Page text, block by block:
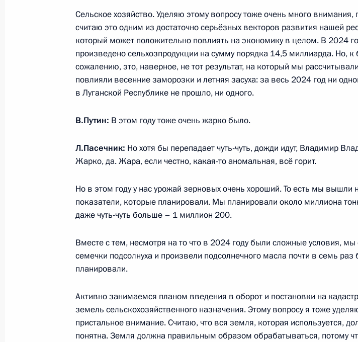
Пасечником
23 сентября 2025 года, 13:45
22 сентября 2025 года, понедельник
22 сентября 2025 года, 14:45 Москва, Кремль
20 сентября 2025 года, суббота
Видеообращение по случаю проведения конкурса
«Интервидение»
20 сентября 2025 года, 20:30
19 сентября 2025 года, пятница
Сельское хозяйство. Уделяю этому вопросу тоже очень много внимания,
считаю это одним из достаточно серьёзных векторов развития нашей
который может положительно повлиять на экономику в целом. В 2024
произведено сельхозпродукции на сумму порядка 14,5 миллиарда. Но,
сожалению, это, наверное, не тот результат, на который мы
повлияли весенние заморозки и летняя засуха: за весь 2024 год ни
в Луганской Республике не прошло, ни одного.
В.Путин: В этом году тоже очень жарко было.
Л.Пасечник: Но хотя бы перепадает чуть-чуть, дожди идут, Владимир
Жарко, да. Жара, если честно, какая-то аномальная, всё горит.
Но в этом году у нас урожай зерновых очень хороший. То есть мы вышли
показатели, которые планировали. Мы планировали около миллиона
даже чуть-чуть больше – 1 миллион 200.
Вместе с тем, несмотря на то что в 2024 году были сложные условия, мы
семечки подсолнуха и произвели подсолнечного масла почти в семь
планировали.
Активно занимаемся планом введения в оборот и постановки на
земель сельскохозяйственного назначения. Этому вопросу я тоже
пристальное внимание. Считаю, что вся земля, которая используется,
понятна. Земля должна правильным образом обрабатываться, потому